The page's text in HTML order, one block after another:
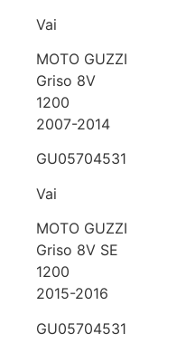
Vai
MOTO GUZZI
Griso 8V
1200
2007-2014
GU05704531
Vai
MOTO GUZZI
Griso 8V SE
1200
2015-2016
GU05704531